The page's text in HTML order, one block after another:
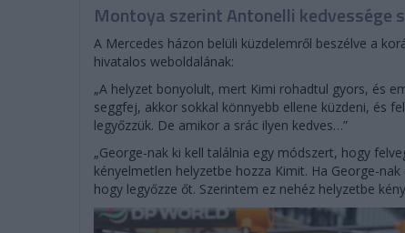
Montoya szerint Antonelli kedvessége
A Mercedes házon belüli küzdelemről beszélve a
hivatalos weboldalának:
„A helyzet bonyolult, mert Kimi rohadtul gyors, és
seggfej, akkor sokkal könnyebb ellene küzdeni, és
legyőzzük. De amikor a srác ilyen kedves…”
„George-nak ki kell találnia egy módszert, hogy
kényelmetlen helyzetbe hozza Kimit. Ha George-
hogy legyőzze őt. Szerintem ez nehéz helyzetbe